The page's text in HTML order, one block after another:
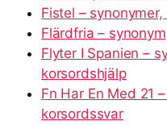
Fistel –
Flärdfria –
Flyter I Spanien –
korsordshjälp
Fn Har En Med 21
korsordssvar